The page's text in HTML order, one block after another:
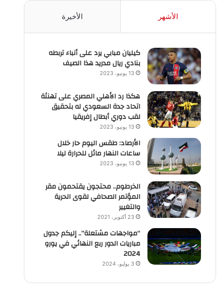
الأشهر الأخيرة
كيليان مبابي يرد على أنباء تربطه
بنادي ريال مدريد هذا الصيف
13 يونيو، 2023
هكذا رد الأهلي المصري على تهنئة
اتحاد جدة السعودي له بتحقيق
لقب دوري أبطال إفريقيا
13 يونيو، 2023
الأرصاد: طقس اليوم حار خلال
ساعات النهار مائل للحرارة ليلا
13 يونيو، 2023
الخرطوم.. محتجون يقتحمون مقر
المؤتمر الصحافي لقوى الحرية
والتغيير
23 أكتوبر، 2021
“مواجهات مشتعلة”.. إليكم جدول
مباريات الدور ربع النهائي في يورو
2024
3 يوليو، 2024